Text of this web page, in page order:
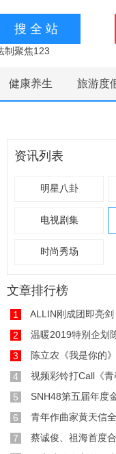
制聚焦123
健康养生 旅游度
资讯列表
明星八卦
电视剧集
时尚秀场
文章排行榜
1
ALLIN刚成团即亮剑《新
2
温暖2019特别企划陈鸿宇
3
陈立农《我是你的》联手
4
视频彩铃打Call《青春有
5
SNH48第五届年度金曲大赏
6
青年作曲家黄天信
7
蔡诚俊、祖海首度合作单